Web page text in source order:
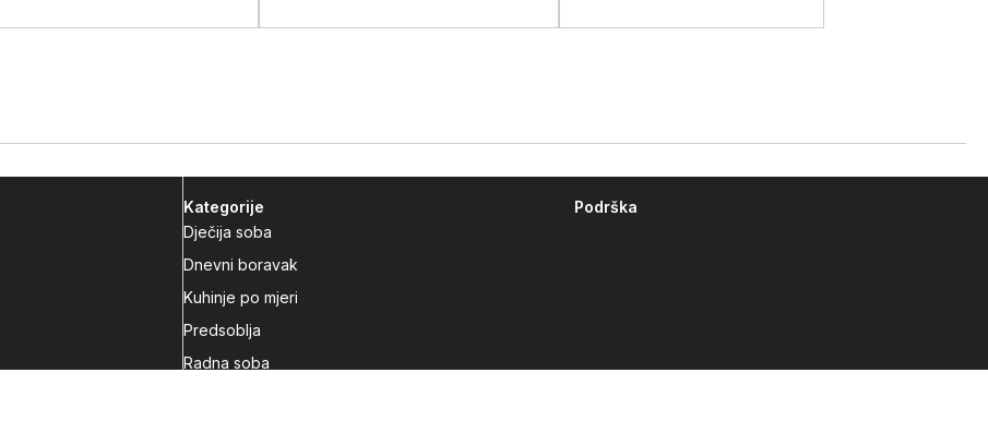
Kategorije
Dječija soba
Dnevni boravak
Kuhinje po mjeri
Predsoblja
Radna soba
Podrška